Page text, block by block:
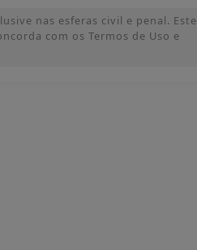
nas esferas civil e penal. Este
com os Termos de Uso e